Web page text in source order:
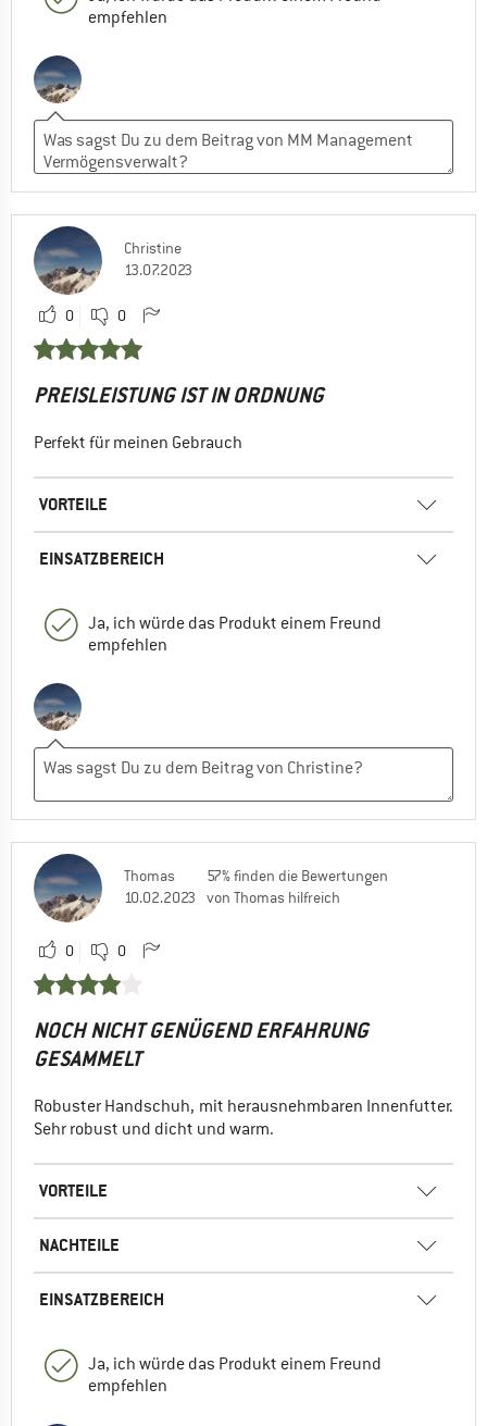
empfehlen
Christine
13.07.2023
0 0
PREISLEISTUNG IST IN ORDNUNG
Perfekt für meinen Gebrauch
VORTEILE
EINSATZBEREICH
Ja, ich würde das Produkt einem Freund
empfehlen
Thomas
10.02.2023
57% finden die Bewertungen
von Thomas hilfreich
0 0
NOCH NICHT GENÜGEND ERFAHRUNG
GESAMMELT
Robuster Handschuh, mit herausnehmbaren Innenfutter.
Sehr robust und dicht und warm.
VORTEILE
NACHTEILE
EINSATZBEREICH
Ja, ich würde das Produkt einem Freund
empfehlen